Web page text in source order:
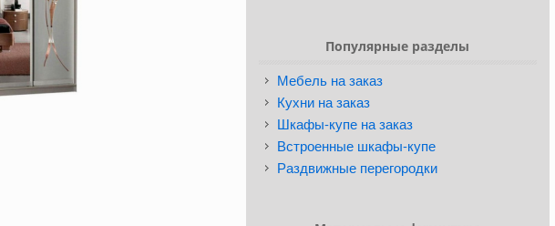
Популярные разделы
Мебель на заказ
Кухни на заказ
Шкафы-купе на заказ
Встроенные шкафы-купе
Раздвижные перегородки